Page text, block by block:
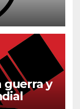
guerra y